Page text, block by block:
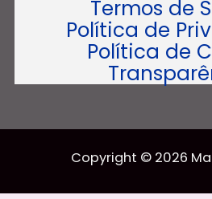
Termos de
Política de
Política de
Copyright © 2026